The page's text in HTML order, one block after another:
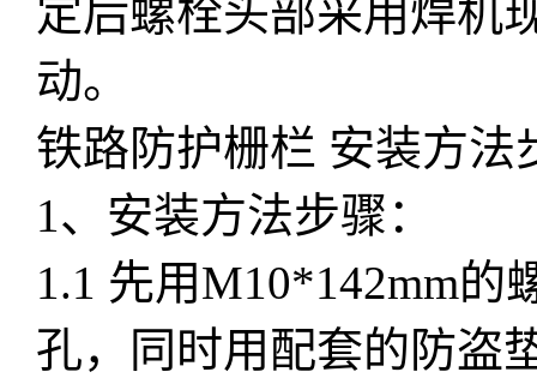
定后螺栓头部采用焊机
动。
铁路防护栅栏 安装方法
1、安装方法步骤：
1.1 先用M10*142mm的
孔，同时用配套的防盗